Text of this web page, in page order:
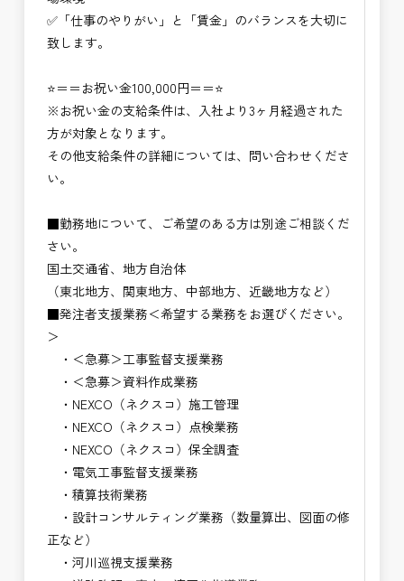
頂きたいと思います。
✅「仕事のやりがい」と「賃金」のバランスを大切に
致します。
⭐＝＝お祝い金100,000円＝＝⭐
※お祝い金の支給条件は、入社より3ヶ月経過された
方が対象となります。
その他支給条件の詳細については、問い合わせくださ
い。
■勤務地について、ご希望のある方は別途ご相談くだ
さい。
国土交通省、地方自治体
（東北地方、関東地方、中部地方、近畿地方など）
■発注者支援業務＜希望する業務をお選びください。
＞
・＜急募＞工事監督支援業務
・＜急募＞資料作成業務
・NEXCO（ネクスコ）施工管理
・NEXCO（ネクスコ）点検業務
・NEXCO（ネクスコ）保全調査
・電気工事監督支援業務
・積算技術業務
・設計コンサルティング業務（数量算出、図面の修
正など）
・河川巡視支援業務